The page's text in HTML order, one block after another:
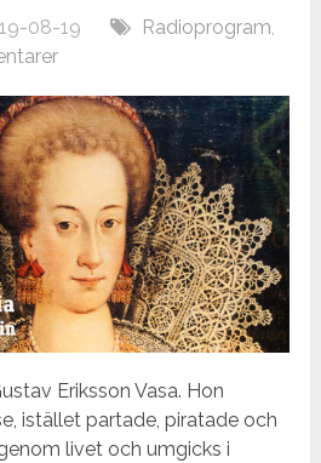
08-19 Radioprogram,
Eriksson Vasa. Hon
istället partade, piratade och
livet och umgicks i